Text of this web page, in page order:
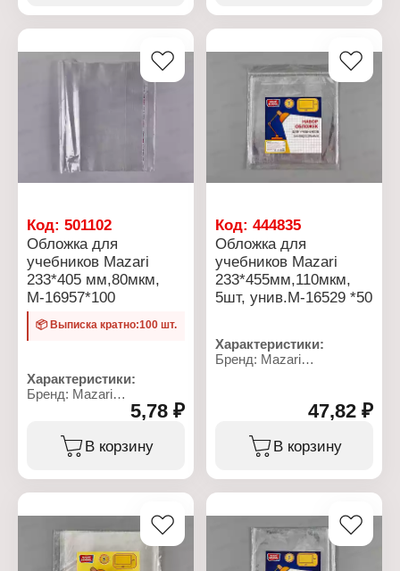
Особенность: с клеевым
Количество: 10 шт
Материал: ПП
Плотность: 50 мкм
Текстура поверхности:
апельсиновая корка
Цвет: прозрачная
Плотность: 80 мкм
Вид: универсальная
Код: 501102
Обложка для
учебников Mazari
233*405 мм,80мкм,
М-16957*100
📦 Выписка кратно:100 шт.
Характеристики:
Бренд: Mazari
Артикул: М-16957
Тип товара: Обложка
Назначение: для
учебников
Плотность: 80 мкм
Особенность: с липким
краем
Вид: универсальная
5,78 ₽
В корзину
Код:444835
Обложка для
учебников Mazari
233*455мм,110мкм,
5шт, унив.М-16529 *50
Характеристики:
Бренд: Mazari
Назначение: для
Вариация:
универсальные
Количество: 5 шт
Толщина: 110 мкм
Цвет: прозрачная
47,82 ₽
В корзину